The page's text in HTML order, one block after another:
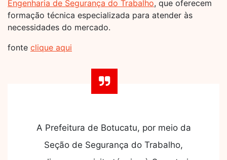
Engenharia de Segurança do Trabalho, que oferecem
formação técnica especializada para atender às
necessidades do mercado.
fonte clique aqui
A Prefeitura de Botucatu, por meio da
Seção de Segurança do Trabalho,